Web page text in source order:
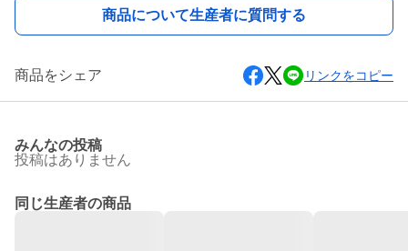
商品について生産者に質問する
商品をシェア リンクをコピー
みんなの投稿
投稿はありません
同じ生産者の商品